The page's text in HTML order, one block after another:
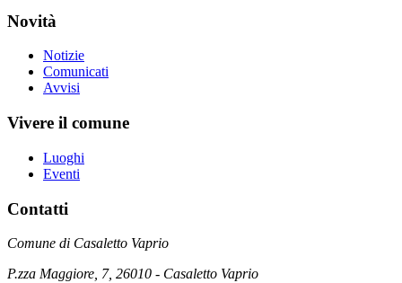
Novità
Notizie
Comunicati
Avvisi
Vivere il comune
Luoghi
Eventi
Contatti
Comune di Casaletto Vaprio
P.zza Maggiore, 7, 26010 - Casaletto Vaprio